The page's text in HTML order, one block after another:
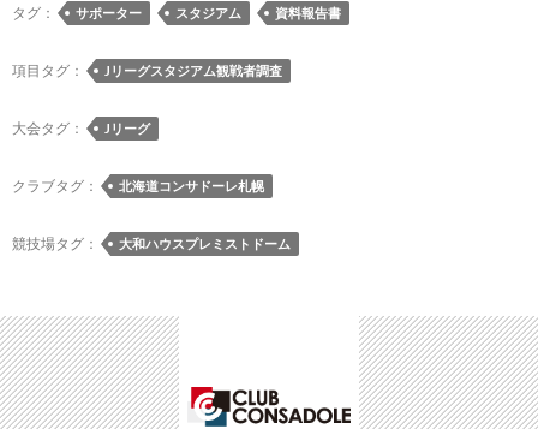
島
戦
よ
り
運
用
開
始。
書】
リ
グ
提
す
シ
ー
ズ
ン
タグ： サポーター スタジアム 資料報告書
項目タグ： Jリーグスタジアム観戦者調査
大会タグ： Jリーグ
クラブタグ： 北海道コンサドーレ札幌
競技場タグ： 大和ハウスプレミストドーム